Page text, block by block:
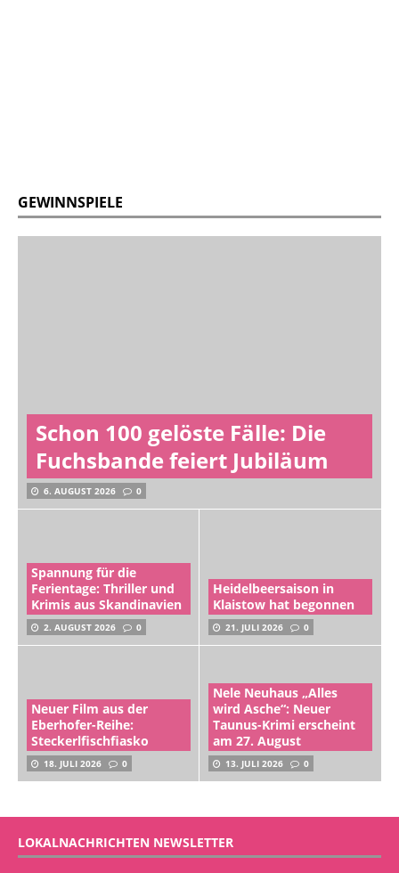
GEWINNSPIELE
Schon 100 gelöste Fälle: Die
Fuchsbande feiert Jubiläum
6. AUGUST 2026 0
Spannung für die
Ferientage: Thriller und
Krimis aus Skandinavien
2. AUGUST 2026 0
Heidelbeersaison in
Klaistow hat begonnen
21. JULI 2026 0
Neuer Film aus der
Eberhofer-Reihe:
Steckerlfischfiasko
18. JULI 2026 0
Nele Neuhaus „Alles
wird Asche“: Neuer
Taunus-Krimi erscheint
am 27. August
13. JULI 2026 0
LOKALNACHRICHTEN NEWSLETTER